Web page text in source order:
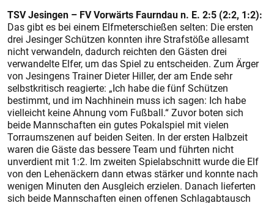
TSV Jesingen – FV Vorwärts Faurndau n. E. 2:5 (2:2, 1:2):
Das gibt es bei einem Elfmeterschießen selten: Die ersten
drei Jesinger Schützen konnten ihre Strafstöße allesamt
nicht verwandeln, dadurch reichten den Gästen drei
verwandelte Elfer, um das Spiel zu entscheiden. Zum Ärger
von Jesingens Trainer Dieter Hiller, der am Ende sehr
selbstkritisch reagierte: „Ich habe die fünf Schützen
bestimmt, und im Nachhinein muss ich sagen: Ich habe
vielleicht keine Ahnung vom Fußball.“ Zuvor boten sich
beide Mannschaften ein gutes Pokalspiel mit vielen
Torraumszenen auf beiden Seiten. In der ersten Halbzeit
waren die Gäste das bessere Team und führten nicht
unverdient mit 1:2. Im zweiten Spielabschnitt wurde die Elf
von den Lehenäckern dann etwas stärker und konnte nach
wenigen Minuten den Ausgleich erzielen. Danach lieferten
sich beide Mannschaften einen offenen Schlagabtausch